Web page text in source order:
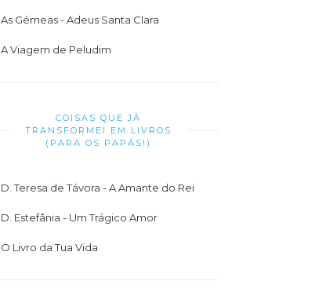
As Gémeas - Adeus Santa Clara
A Viagem de Peludim
COISAS QUE JÁ
TRANSFORMEI EM LIVROS
(PARA OS PAPÁS!)
D. Teresa de Távora - A Amante do Rei
D. Estefânia - Um Trágico Amor
O Livro da Tua Vida